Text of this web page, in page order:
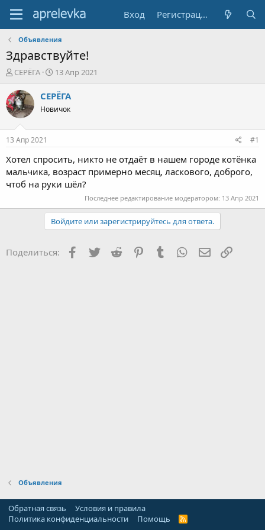
Вход Регистрация
Объявления
Здравствуйте!
А
т
о
р
е
м
ы
СЕРЁГА
Д
т
н
л
13 Апр 2021
СЕРЁГА
Новичок
13 Апр 2021 #1
Хотел спросить, никто не отдаёт в нашем городе котёнка
мальчика, возраст примерно месяц, ласкового, доброго,
чтоб на руки шёл?
Последнее редактирование модератором: 13 Апр 2021
Войдите или зарегистрируйтесь для ответа.
Поделиться: Facebook
Twitter Reddit PinterestTumblr WhatsApp
Объявления
Обратная связь
Условия и правила
Политика конфиденциальности
Помощь
R